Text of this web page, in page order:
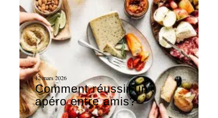
12 mars 2026
Comment réussir un
apéro entre amis?